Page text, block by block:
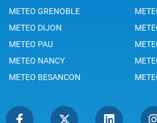
METEO GRENOBLE
METEO DIJON
METEO PAU
METEO NANCY
METEO BESANCON